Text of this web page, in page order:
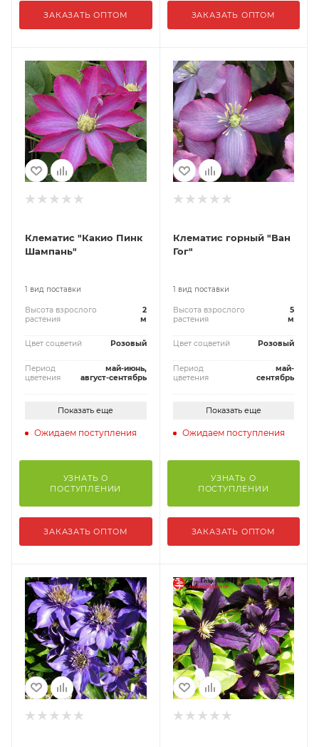
ЗАКАЗАТЬ ОПТОМ ЗАКАЗАТЬ ОПТОМ
Клематис "Какио Пинк
Шампань"
1 вид поставки
Высота взрослого
растения
2
м
Цвет соцветий Розовый
Период
цветения
май-июнь,
август-сентябрь
Показать еще
Ожидаем поступления
УЗНАТЬ О
ПОСТУПЛЕНИИ
ЗАКАЗАТЬ ОПТОМ
Клематис горный "Ван
Гог"
1 вид поставки
Высота взрослого
растения
5
м
Цвет соцветий Розовый
Период
цветения
май-
сентябрь
Показать еще
Ожидаем поступления
УЗНАТЬ О
ПОСТУПЛЕНИИ
ЗАКАЗАТЬ ОПТОМ